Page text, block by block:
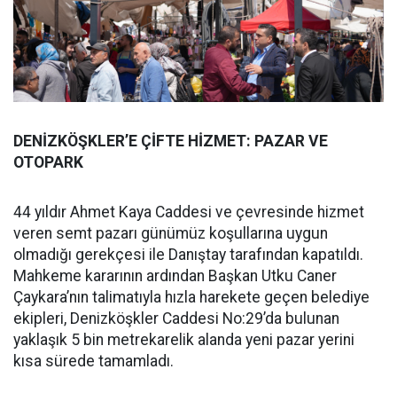
DENİZKÖŞKLER’E ÇİFTE HİZMET: PAZAR VE
OTOPARK
44 yıldır Ahmet Kaya Caddesi ve çevresinde hizmet
veren semt pazarı günümüz koşullarına uygun
olmadığı gerekçesi ile Danıştay tarafından kapatıldı.
Mahkeme kararının ardından Başkan Utku Caner
Çaykara’nın talimatıyla hızla harekete geçen belediye
ekipleri, Denizköşkler Caddesi No:29’da bulunan
yaklaşık 5 bin metrekarelik alanda yeni pazar yerini
kısa sürede tamamladı.